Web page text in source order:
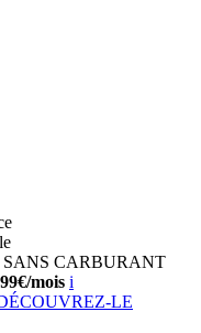
SANS CARBURANT
mois i
LE